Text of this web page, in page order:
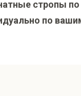
стропы
по